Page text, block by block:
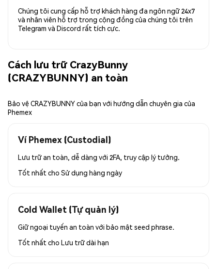
Chúng tôi cung cấp hỗ trợ khách hàng đa ngôn ngữ 24x7
và nhân viên hỗ trợ trong cộng đồng của chúng tôi trên
Telegram và Discord rất tích cực.
Cách lưu trữ CrazyBunny
(CRAZYBUNNY) an toàn
Bảo vệ CRAZYBUNNY của bạn với hướng dẫn chuyên gia của
Phemex
Ví Phemex (Custodial)
Lưu trữ an toàn, dễ dàng với 2FA, truy cập lý tưởng.
Tốt nhất cho Sử dụng hàng ngày
Cold Wallet (Tự quản lý)
Giữ ngoại tuyến an toàn với bảo mật seed phrase.
Tốt nhất cho Lưu trữ dài hạn